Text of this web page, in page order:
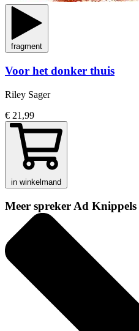
fragment
Voor het donker thuis
Riley Sager
€ 21,99
in winkelmand
Meer spreker Ad Knippels